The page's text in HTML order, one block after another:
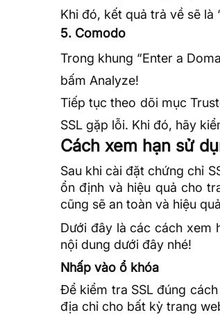
Khi đó, kết quả trả về sẽ là
5. Comodo
Trong khung “Enter a
bấm Analyze!
Tiếp tục theo dõi mục
SSL gặp lỗi. Khi đó, hãy
Cách xem hạn sử
Sau khi cài đặt chứng chỉ
ổn định và hiệu quả cho
cũng sẽ an toàn và hiệu
Dưới đây là các cách xem
nội dung dưới đây nhé!
Nhấp vào ổ khóa
Để kiểm tra SSL đúng
địa chỉ cho bất kỳ trang